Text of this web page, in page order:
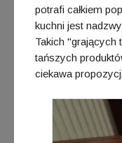
potrafi całkiem
kuchni jest
Takich "grających
tańszych
ciekawa